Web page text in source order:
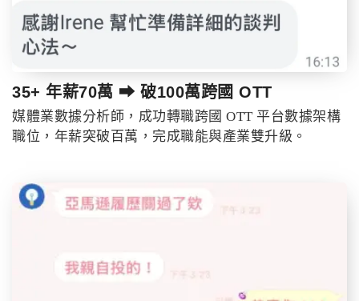
35+ 年薪70萬 ⮕ 破100萬跨國 OTT
媒體業數據分析師，成功轉職跨國 OTT 平台數據架構
職位，年薪突破百萬，完成職能與產業雙升級。